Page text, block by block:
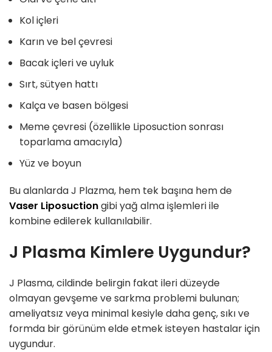
Kol içleri
Karın ve bel çevresi
Bacak içleri ve uyluk
Sırt, sütyen hattı
Kalça ve basen bölgesi
Meme çevresi (özellikle Liposuction sonrası
toparlama amacıyla)
Yüz ve boyun
Bu alanlarda J Plazma, hem tek başına hem de
Vaser Liposuctiongibi yağ alma işlemleri ile
kombine edilerek kullanılabilir.
J Plasma Kimlere Uygundur?
J Plasma, cildinde belirgin fakat ileri düzeyde
olmayan gevşeme ve sarkma problemi bulunan;
ameliyatsız veya minimal kesiyle daha genç, sıkı ve
formda bir görünüm elde etmek isteyen hastalar için
uygundur.